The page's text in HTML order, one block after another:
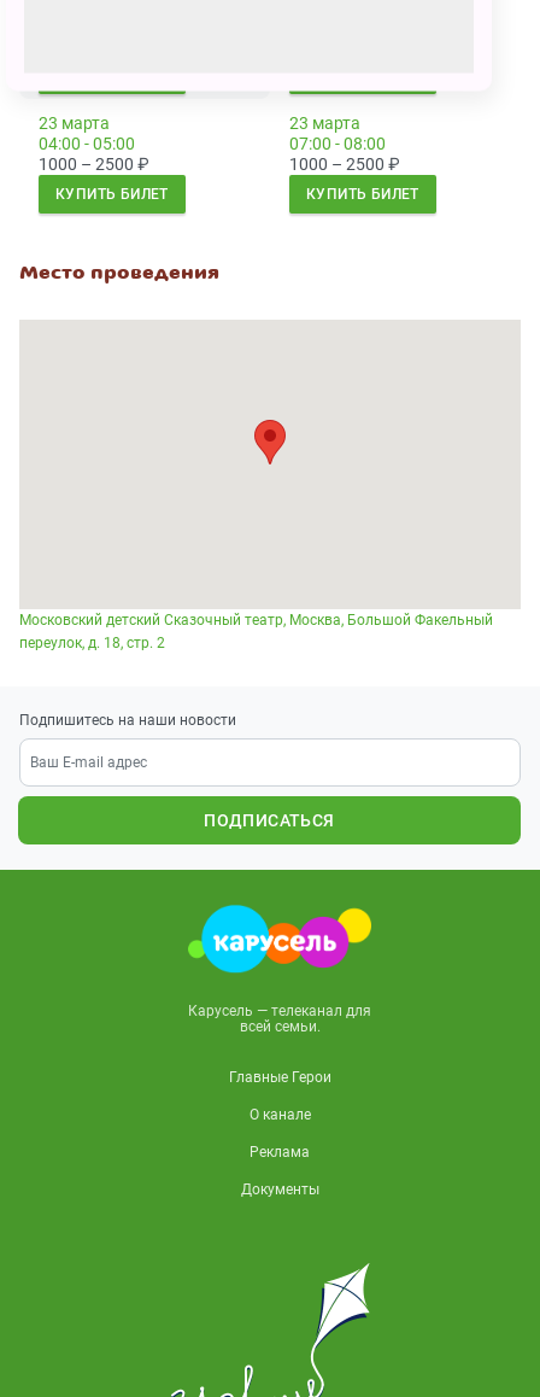
23 марта
04:00 - 05:00
1000 – 2500 ₽
КУПИТЬ БИЛЕТ
23 марта
07:00 - 08:00
1000 – 2500 ₽
КУПИТЬ БИЛЕТ
Место проведения
Московский детский Сказочный театр, Москва, Большой Факельный
переулок, д. 18, стр. 2
Подпишитесь на наши новости
ПОДПИСАТЬСЯ
Карусель — телеканал для
всей семьи.
Главные Герои
О канале
Реклама
Документы